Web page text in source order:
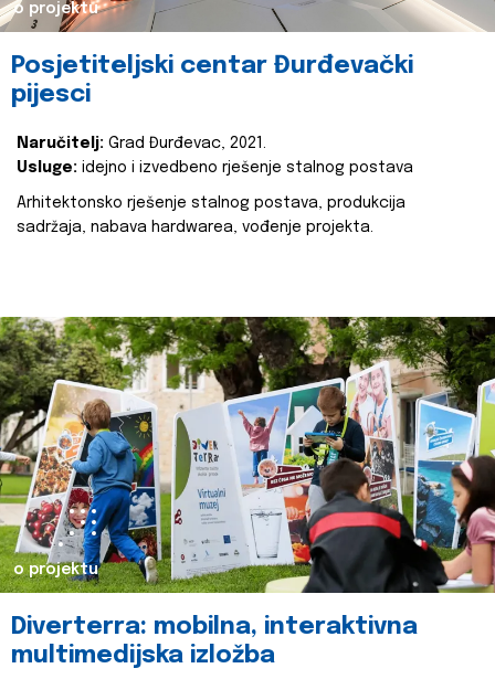
o projektu
Posjetiteljski centar Đurđevački
pijesci
Naručitelj: Grad Đurđevac, 2021.
Usluge: idejno i izvedbeno rješenje stalnog postava
Arhitektonsko rješenje stalnog postava, produkcija
sadržaja, nabava hardwarea, vođenje projekta.
o projektu
Diverterra: mobilna, interaktivna
multimedijska izložba